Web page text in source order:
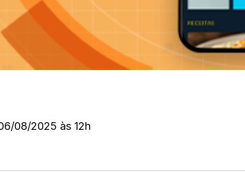
08/2025 às 12h